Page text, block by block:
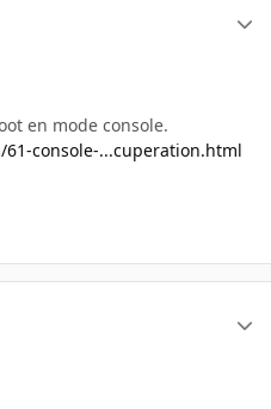
en mode console.
console-...cuperation.html